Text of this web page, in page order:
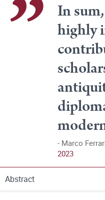
In sum,
highly
Marco
2023
Abstract